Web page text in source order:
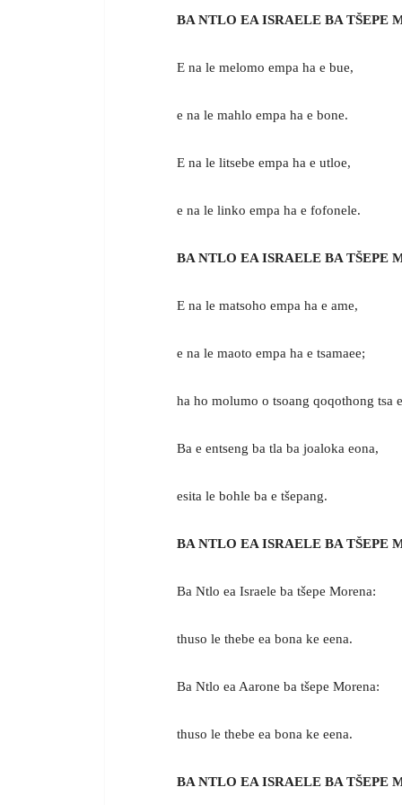
BA NTLO EA ISRAELE BA TŠEPE
E na le melomo empa ha e bue,
e na le mahlo empa ha e bone.
E na le litsebe empa ha e utloe,
e na le linko empa ha e fofonele.
BA NTLO EA ISRAELE BA TŠEPE
E na le matsoho empa ha e ame,
e na le maoto empa ha e tsamaee;
ha ho molumo o tsoang qoqothong tsa
Ba e entseng ba tla ba joaloka eona,
esita le bohle ba e tšepang.
BA NTLO EA ISRAELE BA TŠEPE
Ba Ntlo ea Israele ba tšepe Morena:
thuso le thebe ea bona ke eena.
Ba Ntlo ea Aarone ba tšepe Morena:
thuso le thebe ea bona ke eena.
BA NTLO EA ISRAELE BA TŠEPE